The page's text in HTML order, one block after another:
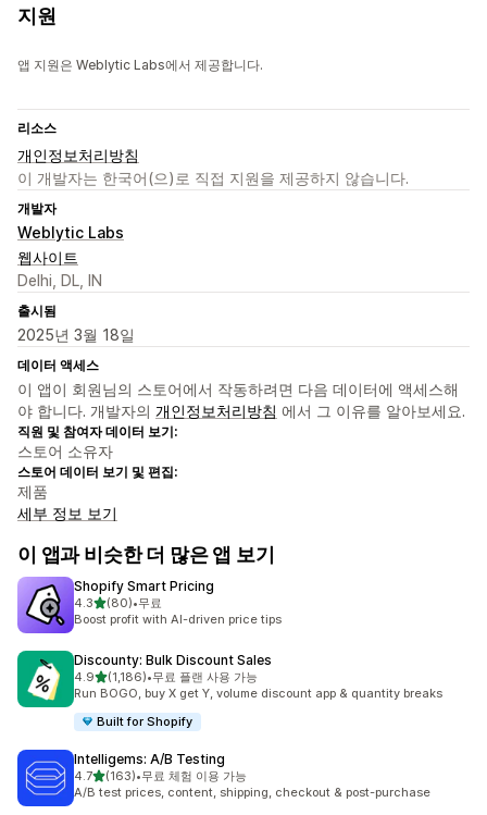
지원
앱 지원은 Weblytic Labs에서 제공합니다.
리소스
개인정보처리방침
이 개발자는 한국어(으)로 직접 지원을 제공하지 않습니다.
개발자
Weblytic Labs
웹사이트
Delhi, DL, IN
출시됨
2025년 3월 18일
데이터 액세스
이 앱이 회원님의 스토어에서 작동하려면 다음 데이터에 액세스해
야 합니다. 개발자의 개인정보처리방침 에서 그 이유를 알아보세요.
직원 및 참여자 데이터 보기:
스토어 소유자
스토어 데이터 보기 및 편집:
제품
세부 정보 보기
이 앱과 비슷한 더 많은 앱 보기
Shopify Smart Pricing
4.3별 5개 중
(80)
총 리뷰 80개
•무료
Boost profit with AI-driven price tips
Discounty: Bulk Discount Sales
4.9별 5개 중
(1,186)
총 리뷰 1186개
•무료 플랜 사용 가능
Run BOGO, buy X get Y, volume discount app & quantity breaks
Built for Shopify
Intelligems: A/B Testing
4.7별 5개 중
(163)
총 리뷰 163개
•무료 체험 이용 가능
A/B test prices, content, shipping, checkout & post-purchase